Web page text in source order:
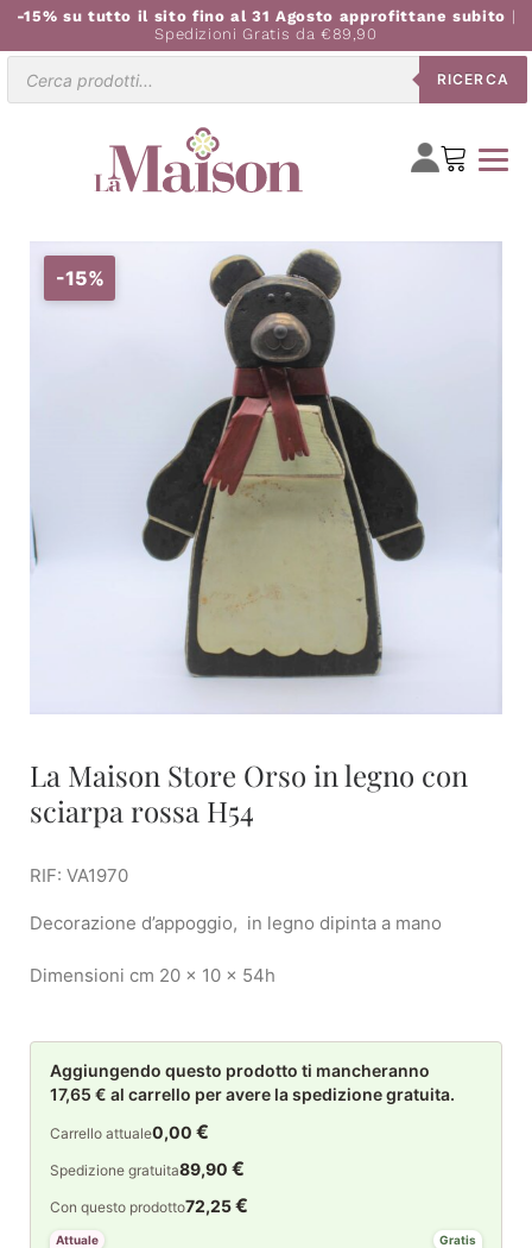
-15% su tutto il sito fino al 31 Agosto approfittane subito |
Spedizioni Gratis da €89,90
RICERCA
-15%
La Maison Store Orso in legno con
sciarpa rossa H54
RIF: VA1970
Decorazione d’appoggio, in legno dipinta a mano
Dimensioni cm 20 x 10 x 54h
Aggiungendo questo prodotto ti mancheranno
17,65 € al carrello per avere la spedizione gratuita.
Carrello attuale0,00 €
Spedizione gratuita89,90 €
Con questo prodotto72,25€
Attuale Gratis